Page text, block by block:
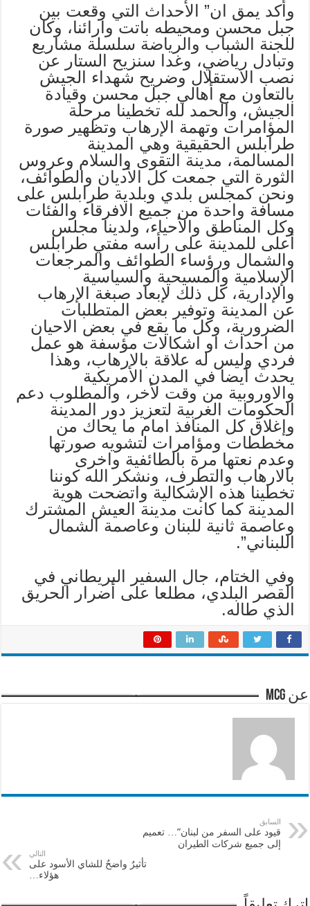
وأكد يمق ان” الأحداث التي وقعت بين
جبل محسن ومحيطه باتت وارائنا، وكان
للجنة الشباب والرياضة سلسلة مشاريع
وتبادل رياضي، وغدا سنزيح الستار عن
نصب الاستقلال وضريح شهداء الجيش
بالتعاون مع أهالي جبل محسن وقيادة
الجيش، والحمد لله تخطينا مرحلة
المؤامرات وتهمة الإرهاب وتظهير صورة
طرابلس الحقيقية وهي المدينة
المسالمة، مدينة التقوى والسلام وعروس
الثورة التي جمعت كل الأديان والطوائف،
ونحن كمجلس بلدي وبلدية طرابلس على
مسافة واحدة من جميع الافرقاء والفئات
وكل المناطق والأحياء، ولدينا مجلس
أعلى للمدينة على رأسه مفتي طرابلس
والشمال ورؤساء الطوائف والمرجعات
الإسلامية والمسيحية والسياسية
والإدارية، كل ذلك لإبعاد صبغة الإرهاب
عن المدينة وتوفير بعض المتطلبات
الضرورية، وكل ما يقع في بعض الاحيان
من احداث او اشكالات مؤسفة هو عمل
فردي وليس له علاقة بالارهاب، وهذا
يحدث أيضا في المدن الأمريكية
والاوروبية من وقت لأخر، والمطلوب دعم
الحكومات الغربية لتعزيز دور المدينة
وإغلاق كل المنافذ امام ما يحاك من
مخططات ومؤامرات لتشويه صورتها
وعدم نعتها مرة بالطائفية واخرى
بالارهاب والتطرف، ونشكر الله كوننا
تخطينا هذه الإشكالية واتضحت هوية
المدينة كما كانت مدينة العيش المشترك
وعاصمة ثانية للبنان وعاصمة الشمال
اللبناني”.
وفي الختام، جال السفير البريطاني في
القصر البلدي، مطلعا على أضرار الحريق
الذي طاله.
عن mcg
السابق
قيود على السفر من لبنان”… تعميم
إلى جميع شركات الطيران
التالي
تأثيرٌ واضحٌ للشاي الأسود على
هؤلاء…